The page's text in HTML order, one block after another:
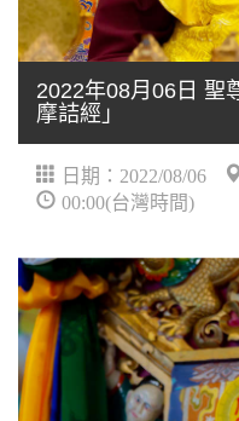
2022年08月06日 聖
摩詰經」
日期：2022/08/06
00:00(台灣時間)